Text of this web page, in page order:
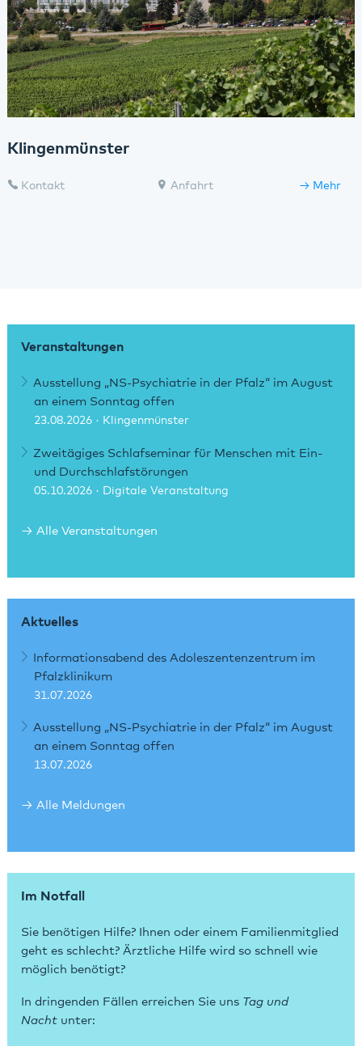
Klingenmünster
Kontakt Anfahrt Mehr
Veranstaltungen
Ausstellung „NS-Psychiatrie in der Pfalz“ im August
an einem Sonntag offen
23.08.2026 · Klingenmünster
Zweitägiges Schlafseminar für Menschen mit Ein-
und Durchschlafstörungen
05.10.2026 · Digitale Veranstaltung
Alle Veranstaltungen
Aktuelles
Informationsabend des Adoleszentenzentrum im
Pfalzklinikum
31.07.2026
Ausstellung „NS-Psychiatrie in der Pfalz“ im August
an einem Sonntag offen
13.07.2026
Alle Meldungen
Im Notfall
Sie benötigen Hilfe? Ihnen oder einem Familienmitglied
geht es schlecht? Ärztliche Hilfe wird so schnell wie
möglich benötigt?
In dringenden Fällen erreichen Sie uns Tag und
Nacht unter: